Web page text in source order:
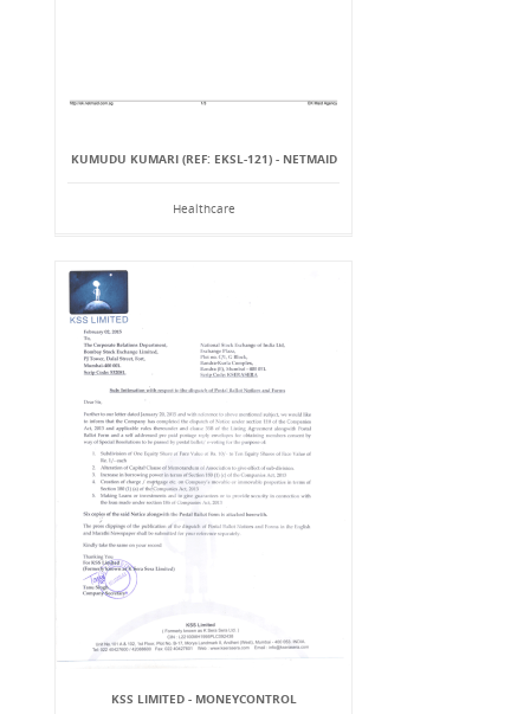
KUMUDU KUMARI (REF: EKSL-121) - NETMAID
Healthcare
KSS LIMITED - MONEYCONTROL